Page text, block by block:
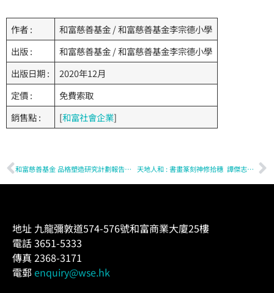
作者 :
和富慈善基金 / 和富慈善基金李宗德小學
出版 :
和富慈善基金 / 和富慈善基金李宗德小學
出版日期 :
2020年12月
定價 :
免費索取
銷售點 :
[和富社會企業]
和富慈善基金 品格塑造研究計劃報告﹙英文版﹚ 天地人和 : 書畫篆刻神修拾穗 譚傑志神父
地址 九龍彌敦道574-576號和富商業大廈25樓
電話 3651-5333
傳真 2368-3171
電郵 enquiry@wse.hk